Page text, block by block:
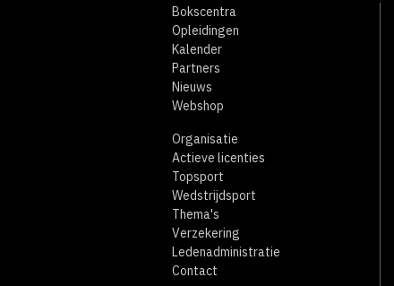
Bokscentra
Opleidingen
Kalender
Partners
Nieuws
Webshop
Organisatie
Actieve licenties
Topsport
Wedstrijdsport
Thema's
Verzekering
Ledenadministratie
Contact